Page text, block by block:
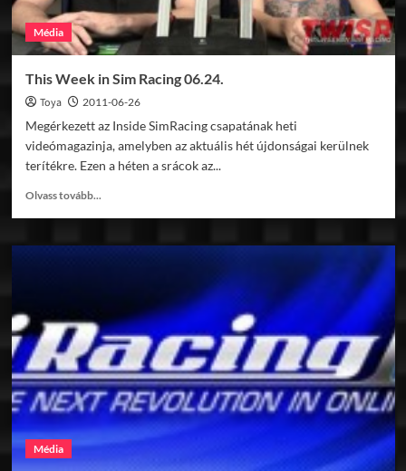
Média
This Week in Sim Racing 06.24.
Toya 2011-06-26
Megérkezett az Inside SimRacing csapatának heti
videómagazinja, amelyben az aktuális hét újdonságai kerülnek
terítékre. Ezen a héten a srácok az...
Olvass tovább...
This
Racing
06.24.
Média